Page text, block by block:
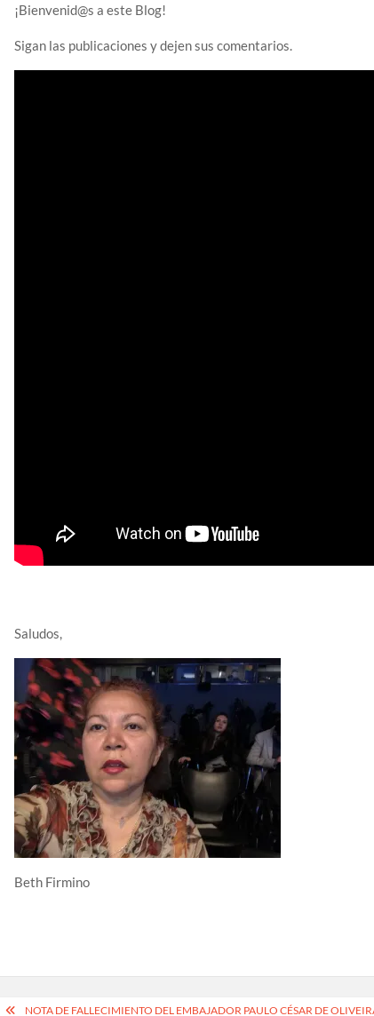
¡Bienvenid@s a este Blog!
Sigan las publicaciones y dejen sus comentarios.
Saludos,
Beth Firmino
NOTA DE FALLECIMIENTO DEL EMBAJADOR PAULO CÉSAR DE